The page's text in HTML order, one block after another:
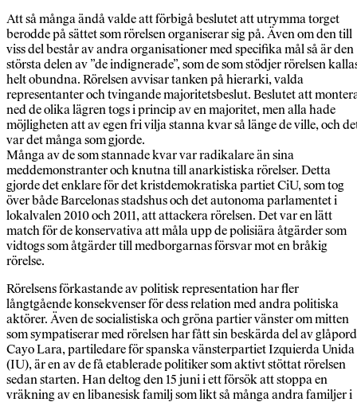
Att så många ändå valde att förbigå beslutet att utrymma torget
berodde på sättet som rörelsen organiserar sig på. Även om den till
viss del består av andra organisationer med specifika mål så är den
största delen av ”de indignerade”, som de som stödjer rörelsen
helt obundna. Rörelsen avvisar tanken på hierarki, valda
representanter och tvingande majoritetsbeslut. Beslutet att
ned de olika lägren togs i princip av en majoritet, men alla hade
möjligheten att av egen fri vilja stanna kvar så länge de ville, och
var det många som gjorde.
Många av de som stannade kvar var radikalare än sina
meddemonstranter och knutna till anarkistiska rörelser. Detta
gjorde det enklare för det kristdemokratiska partiet CiU, som tog
över både Barcelonas stadshus och det autonoma parlamentet i
lokalvalen 2010 och 2011, att attackera rörelsen. Det var en lätt
match för de konservativa att måla upp de polisiära åtgärder som
vidtogs som åtgärder till medborgarnas försvar mot en bråkig
rörelse.
Rörelsens förkastande av politisk representation har fler
långtgående konsekvenser för dess relation med andra politiska
aktörer. Även de socialistiska och gröna partier vänster om mitten
som sympatiserar med rörelsen har fått sin beskärda del av
Cayo Lara, partiledare för spanska vänsterpartiet Izquierda Unida
(IU), är en av de få etablerade politiker som aktivt stöttat rörelsen
sedan starten. Han deltog den 15 juni i ett försök att stoppa en
vräkning av en libanesisk familj som likt så många andra familjer i